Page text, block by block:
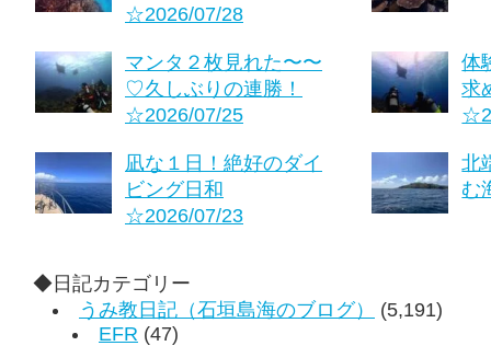
☆2026/07/28
マンタ２枚見れた〜〜
♡久しぶりの連勝！
☆2026/07/25
体
求
凪な１日！絶好のダイ
ビング日和
☆2026/07/23
北
む
◆日記カテゴリー
うみ教日記（石垣島海のブログ）
(5,191)
EFR (47)